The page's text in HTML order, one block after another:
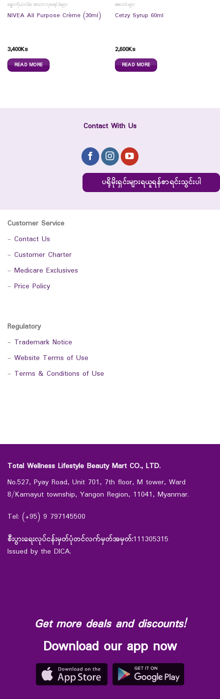
ခန္ဓာကိုယ်လိမ်းအသားလှခရင်ခ်များ
NIVEA All Purpose Crème (30ml)
3,400Ks
READ MORE
ဆေးဝါးများ
Cetzy Syrup 60ml
2,600Ks
READ MORE
Contact With Us
ပရိုမိုးရှင်းများရယူရန်စာရင်းသွင်းပါ
Customer Service
- Contact Us
- Customer Charter
- Medicare Exclusives
- Price Policy
Regulatory
- Trademark Notice
- Website Terms of Use
- Terms & Conditions of Use
Total Wellness Lifestyle Beauty Mart CO., LTD.
No.527, Pyay Road, Unit 701, 7th floor, M tower, Ward
8/Kamayut township, Yangon Region, 11041, Myanmar.
Tel: (+95) 9 797145500
စီးပွားရေးလုပ်ငန်းမှတ်ပုံတင်လက်မှတ်အမှတ်:111305315
Issued by the DICA.
Get more deals and discounts!
Download our app now